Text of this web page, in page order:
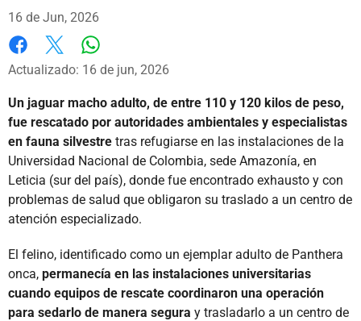
16 de Jun, 2026
Facebook
X
Actualizado: 16 de jun, 2026
Un jaguar macho adulto, de entre 110 y 120 kilos de peso,
fue rescatado por autoridades ambientales y especialistas
en fauna silvestre tras refugiarse en las instalaciones de la
Universidad Nacional de Colombia, sede Amazonía, en
Leticia (sur del país), donde fue encontrado exhausto y con
problemas de salud que obligaron su traslado a un centro de
atención especializado.
El felino, identificado como un ejemplar adulto de Panthera
onca, permanecía en las instalaciones universitarias
cuando equipos de rescate coordinaron una operación
para sedarlo de manera segura y trasladarlo a un centro de